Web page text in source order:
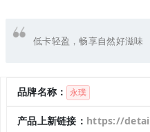
低卡轻盈，畅享自然好滋味
品牌名称： 永璞
产品上新链接： https://detail.tmall.com/